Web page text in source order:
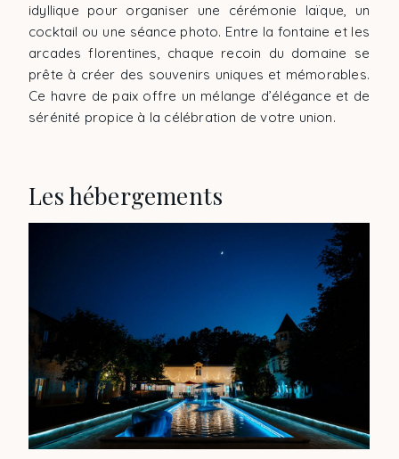
idyllique pour organiser une cérémonie laïque, un
cocktail ou une séance photo. Entre la fontaine et les
arcades florentines, chaque recoin du domaine se
prête à créer des souvenirs uniques et mémorables.
Ce havre de paix offre un mélange d’élégance et de
sérénité propice à la célébration de votre union.
Les hébergements